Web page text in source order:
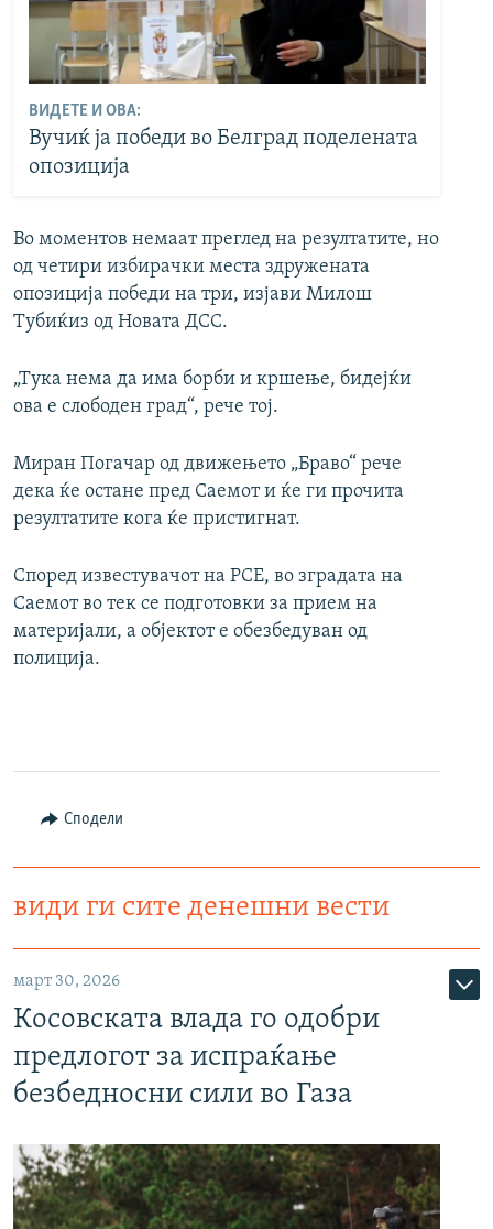
ВИДЕТЕ И ОВА:
Вучиќ ја победи во Белград поделената
опозиција
Во моментов немаат преглед на резултатите, но
од четири избирачки места здружената
опозиција победи на три, изјави Милош
Тубиќиз од Новата ДСС.
„Тука нема да има борби и кршење, бидејќи
ова е слободен град“, рече тој.
Миран Погачар од движењето „Браво“ рече
дека ќе остане пред Саемот и ќе ги прочита
резултатите кога ќе пристигнат.
Според известувачот на РСЕ, во зградата на
Саемот во тек се подготовки за прием на
материјали, а објектот е обезбедуван од
полиција.
Сподели
види ги сите денешни вести
март 30, 2026
Косовската влада го одобри
предлогот за испраќање
безбедносни сили во Газа